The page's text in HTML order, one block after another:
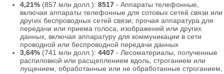
4,21% (857 млн долл.): 8517 - Аппараты телефонные,
включая аппараты телефонные для сотовых сетей связи или
других беспроводных сетей связи; прочая аппаратура для
передачи или приема голоса, изображений или других
данных, включая аппаратуру для коммуникации в сети
проводной или беспроводной передачи данных
3,64% (741 млн долл.): 4407 - Лесоматериалы, полученные
распиловкой или расщеплением вдоль, строганием или
лущением, обработанные или не обработанные строганием,